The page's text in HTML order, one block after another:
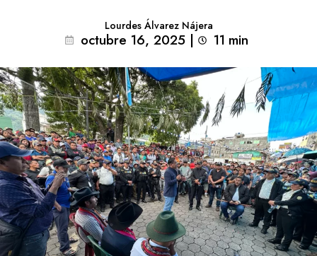
Lourdes Álvarez Nájera
octubre 16, 2025 | 11 min